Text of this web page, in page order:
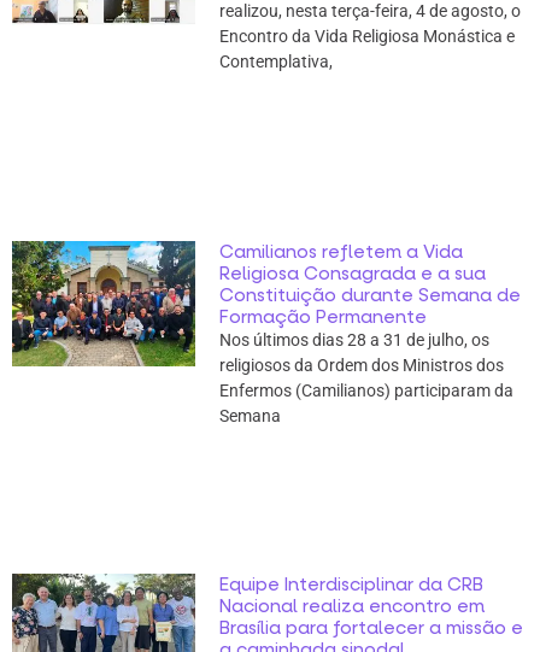
realizou, nesta terça-feira, 4 de agosto, o
Encontro da Vida Religiosa Monástica e
Contemplativa,
Camilianos refletem a Vida
Religiosa Consagrada e a sua
Constituição durante Semana de
Formação Permanente
Nos últimos dias 28 a 31 de julho, os
religiosos da Ordem dos Ministros dos
Enfermos (Camilianos) participaram da
Semana
Equipe Interdisciplinar da CRB
Nacional realiza encontro em
Brasília para fortalecer a missão e